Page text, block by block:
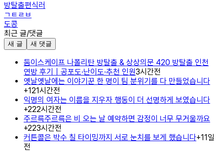
방탈출편식러
ㄱㅌㄹㅂ
도콩
최근 글/댓글
새 글 새 댓글
둠이스케이프 나폴리탄 방탈출 & 상상의문 420 방탈출 인천
연방 후기｜공포도·난이도·추천 인원3시간전
옛날옛날에는 이야기꾼 한 명이 팀 분위기를 다 만들었습니다
+121시간전
익명의 여자는 이름을 지우자 행동이 더 선명하게 보였습니다
+222시간전
주르륵주르륵은 비 오는 날 예약하면 감정이 너무 무거울까요
+223시간전
커튼콜은 박수 칠 타이밍까지 서로 눈치를 보게 했습니다+11일
전